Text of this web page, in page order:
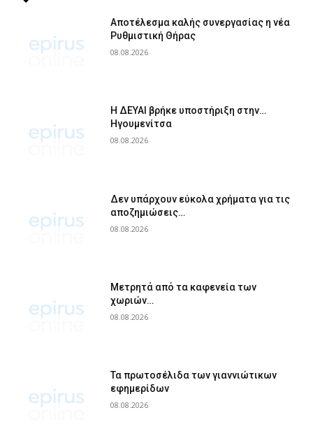
Αποτέλεσμα καλής συνεργασίας η νέα
Ρυθμιστική Θήρας
08.08.2026
Η ΔΕΥΑΙ βρήκε υποστήριξη στην…
Ηγουμενίτσα
08.08.2026
Δεν υπάρχουν εύκολα χρήματα για τις
αποζημιώσεις…
08.08.2026
Μετρητά από τα καφενεία των
χωριών…
08.08.2026
Τα πρωτοσέλιδα των γιαννιώτικων
εφημερίδων
08.08.2026